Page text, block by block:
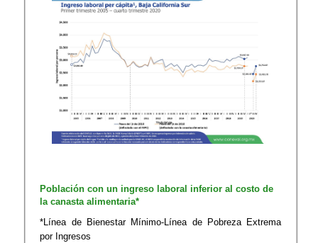
Población con un ingreso laboral inferior al costo de
la canasta alimentaria*
*Línea de Bienestar Mínimo-Línea de Pobreza Extrema
por Ingresos